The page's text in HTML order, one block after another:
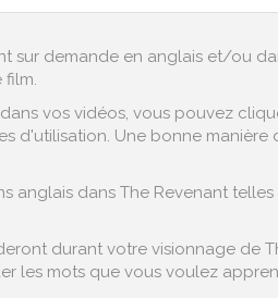
sur demande en anglais et/ou
film.
vos vidéos, vous pouvez
d'utilisation. Une bonne
anglais dans The Revenant
durant votre visionnage de
les mots que vous voulez